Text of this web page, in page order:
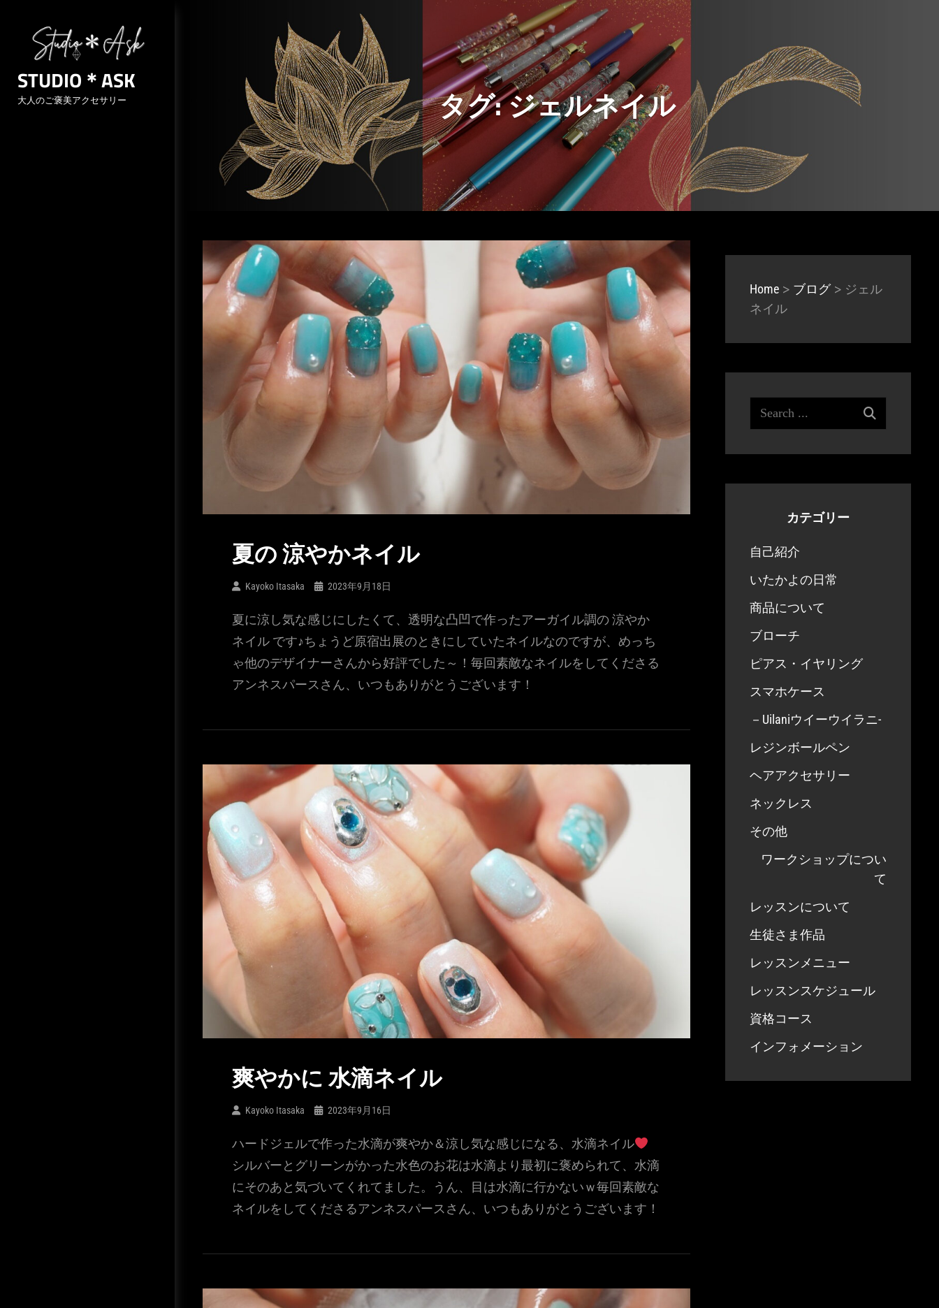
content
STUDIO＊ASK
大人のご褒美アクセサリー タグ:ジェルネイル
夏の 涼やかネイル
Kayoko Itasaka 2023年9月18日
夏に涼し気な感じにしたくて、透明な凸凹で作ったアーガイル調の 涼やか
ネイル です♪ちょうど原宿出展のときにしていたネイルなのですが、めっち
ゃ他のデザイナーさんから好評でした～！毎回素敵なネイルをしてくださる
アンネスパースさん、いつもありがとうございます！
爽やかに 水滴ネイル
Kayoko Itasaka 2023年9月16日
ハードジェルで作った水滴が爽やか＆涼し気な感じになる、水滴ネイル
シルバーとグリーンがかった水色のお花は水滴より最初に褒められて、水滴
にそのあと気づいてくれてました。うん、目は水滴に行かないｗ毎回素敵な
ネイルをしてくださるアンネスパースさん、いつもありがとうございます！
Home > ブログ> ジェル
ネイル
Search
for:
カテゴリー
自己紹介
いたかよの日常
商品について
ブローチ
ピアス・イヤリング
スマホケース
－Uilaniウイーウイラニ-
レジンボールペン
ヘアアクセサリー
ネックレス
その他
ワークショップについ
て
レッスンについて
生徒さま作品
レッスンメニュー
レッスンスケジュール
資格コース
インフォメーション